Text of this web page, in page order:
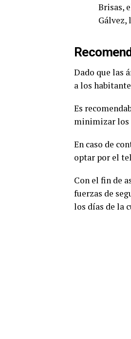
Brisas,
Gálvez,
Dado que las
a los
Es
minimizar los
En caso de
optar por el
Con el fin de
fuerzas de
los días de la